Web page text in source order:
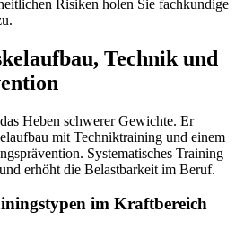
Risiken holen Sie fachkundige
Technik und
Heben schwerer Gewichte. Er
mit Techniktraining und einem
Systematisches Training
erhöht die Belastbarkeit im Beruf.
im Kraftbereich